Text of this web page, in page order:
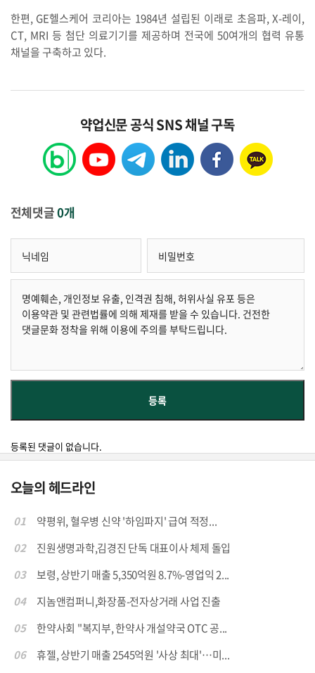
한편, GE헬스케어 코리아는 1984년 설립된 이래로 초음파, X-레이,
CT, MRI 등 첨단 의료기기를 제공하며 전국에 50여개의 협력 유통
채널을 구축하고 있다.
약업신문 공식 SNS 채널 구독
전체댓글0개
등록된 댓글이 없습니다.
오늘의 헤드라인
01
약평위, 혈우병 신약 '하임파지' 급여 적정...
02
진원생명과학,김경진 단독 대표이사 체제 돌입
03
보령, 상반기 매출 5,350억원 8.7%-영업익 2...
04
지놈앤컴퍼니,화장품-전자상거래 사업 진출
05
한약사회 "복지부, 한약사 개설약국 OTC 공...
06
휴젤, 상반기 매출 2545억원 '사상 최대'…미...